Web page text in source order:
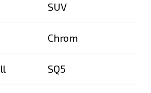
SUV
Chrom
SQ5